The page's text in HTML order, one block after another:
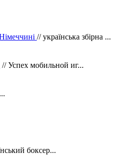
// українська збірна ...
// Успех мобильной иг...
боксер...